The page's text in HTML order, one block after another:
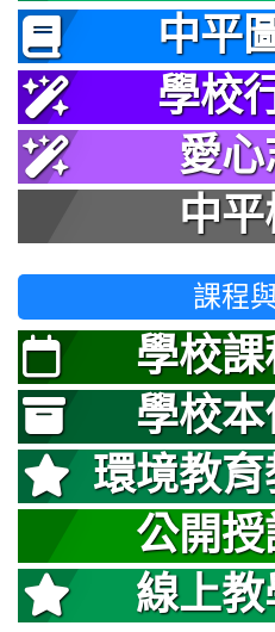
中平
學校
愛
中
課程
學校
學校
環境教
公開
線上